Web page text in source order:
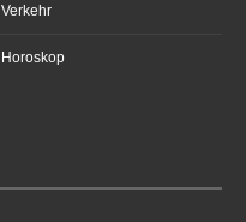
Verkehr
Horoskop